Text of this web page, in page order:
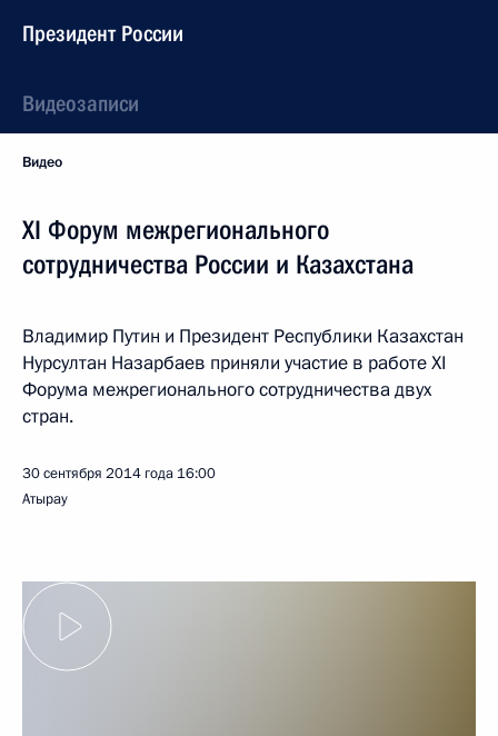
Президент России
Видеозаписи
Видео
XI Форум межрегионального
сотрудничества России и Казахстана
Владимир Путин и Президент Республики Казахстан
Нурсултан Назарбаев приняли участие в работе XI
Форума межрегионального сотрудничества двух
стран.
30 сентября 2014 года 16:00
Атырау